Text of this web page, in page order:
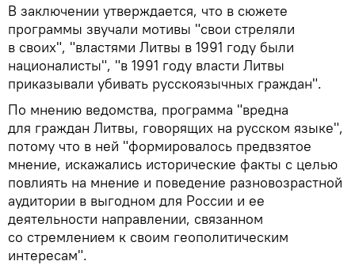
В заключении утверждается, что в сюжете
программы звучали мотивы "свои стреляли
в своих", "властями Литвы в 1991 году были
националисты", "в 1991 году власти Литвы
приказывали убивать русскоязычных граждан".
По мнению ведомства, программа "вредна
для граждан Литвы, говорящих на русском языке",
потому что в ней "формировалось предвзятое
мнение, искажались исторические факты с целью
повлиять на мнение и поведение разновозрастной
аудитории в выгодном для России и ее
деятельности направлении, связанном
со стремлением к своим геополитическим
интересам".